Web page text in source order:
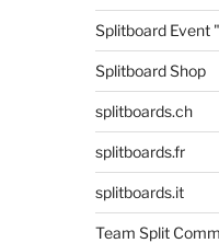
Splitboard Event
Splitboard Shop
splitboards.ch
splitboards.fr
splitboards.it
Team Split